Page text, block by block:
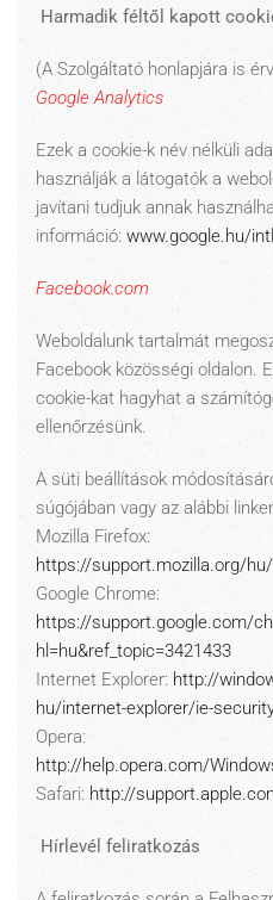
Harmadik féltől kapott
(A Szolgáltató honlapjára is
Google Analytics
Ezek a cookie-k név nélküli
használják a látogatók a
javítani tudjuk annak
információ: www.google.hu/
Facebook.com
Weboldalunk tartalmát
Facebook közösségi oldalon.
cookie-kat hagyhat a
ellenőrzésünk.
A süti beállítások
súgójában vagy az alábbi
Mozilla Firefox:
https://support.mozilla.org/hu/
Google Chrome:
https://support.google.com/
hl=hu&ref_topic=3421433
Internet Explorer: http://
hu/internet-explorer/ie-
Opera:
http://help.opera.com/
Safari: http://
Hírlevél feliratkozás